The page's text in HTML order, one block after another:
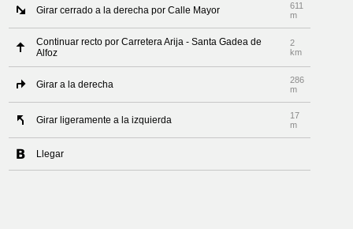
Girar cerrado a la derecha por Calle Mayor
611
m
Continuar recto por Carretera Arija - Santa Gadea de
Alfoz
2
km
Girar a la derecha
286
m
Girar ligeramente a la izquierda
17
m
Llegar